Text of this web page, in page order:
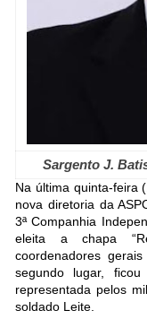
Sargento J.
Na última quinta-feira
nova diretoria da
3ª Companhia
eleita a chapa
coordenadores
segundo lugar,
representada pelos
soldado Leite.